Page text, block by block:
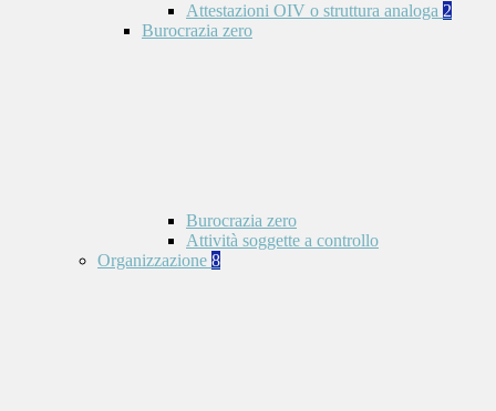
Attestazioni OIV o struttura analoga 2
Burocrazia zero
Burocrazia zero
Attività soggette a controllo
Organizzazione 8